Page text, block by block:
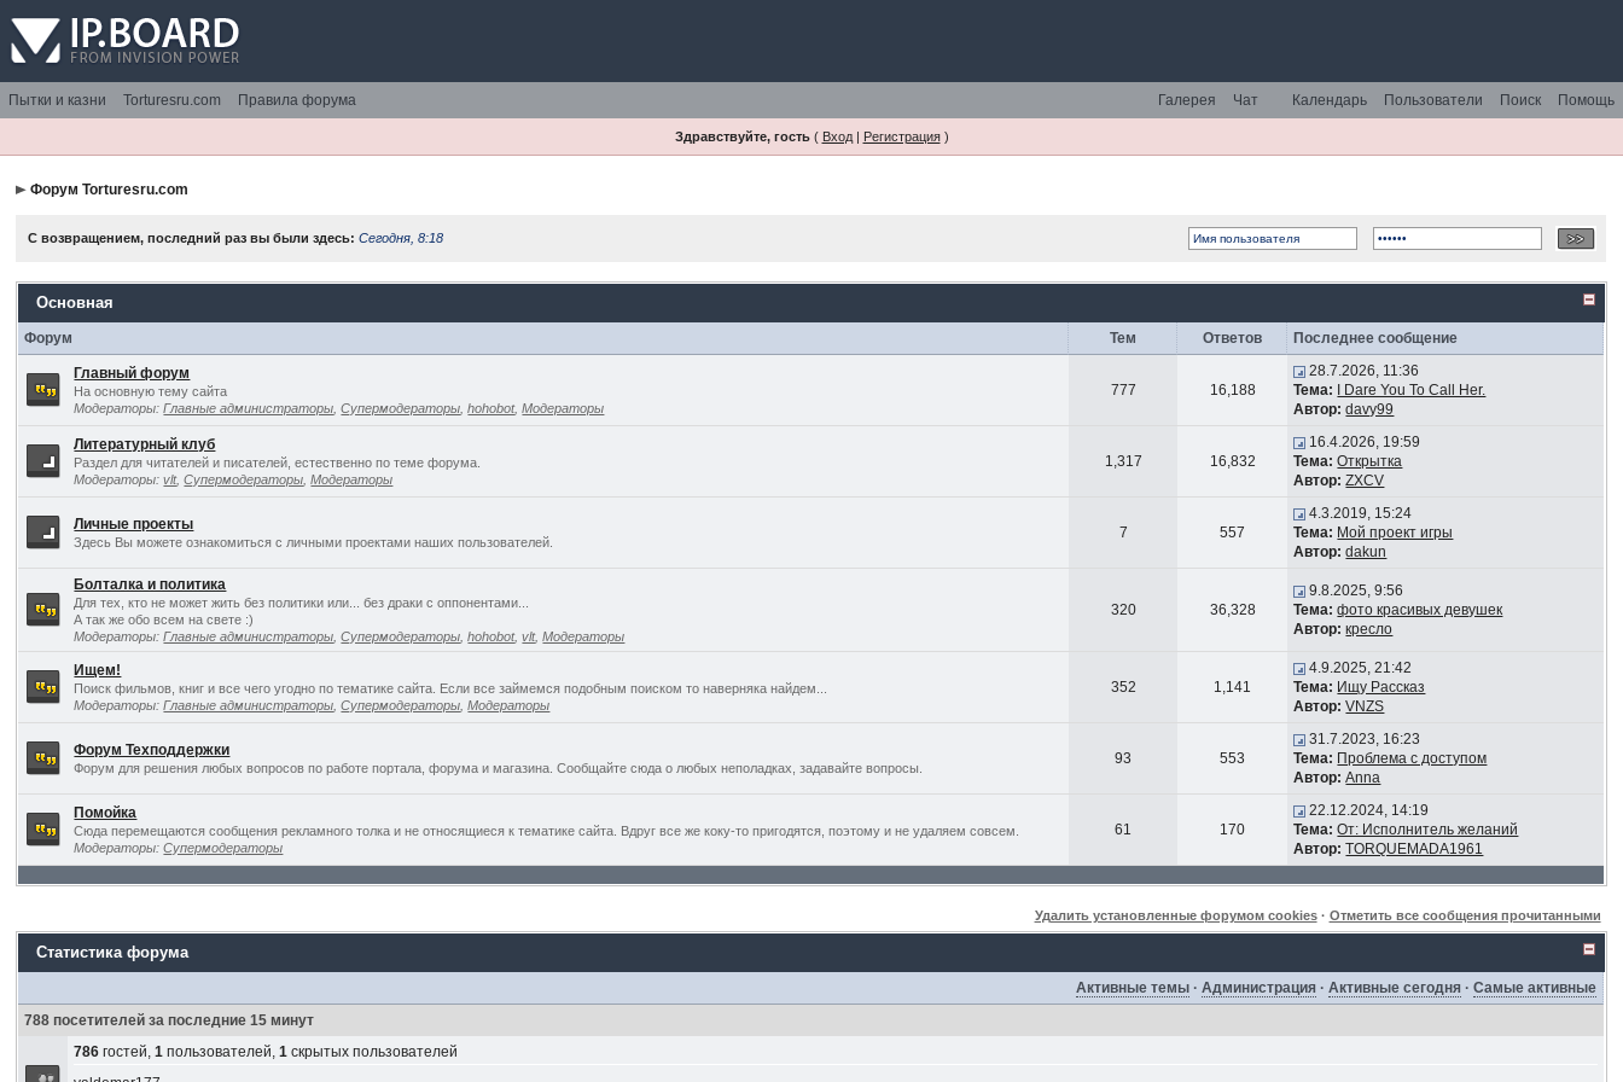
Пытки и казни Torturesru.com Правила форума Помощь
Поиск
Пользователи
Календарь
Чат
Галерея
Здравствуйте, гость( Вход| Регистрация)
Форум Torturesru.com
С возвращением, последний раз вы были здесь:Сегодня, 8:18
Основная
Форум Тем Ответов Последнее сообщение
Главный форум
На основную тему сайта
Модераторы:Главные администраторы ,Супермодераторы ,hohobot,Модераторы
777 16,188
28.7.2026, 11:36
Тема:
I Dare You To Call Her.
Автор: davy99
Литературный клуб
Раздел для читателей и писателей, естественно по теме форума.
Модераторы:vlt,Супермодераторы ,Модераторы
1,317 16,832
16.4.2026, 19:59
Тема: Открытка
Автор: ZXCV
Личные проекты
Здесь Вы можете ознакомиться с личными проектами наших пользователей.
7 557
4.3.2019, 15:24
Тема: Мой проект игры
Автор: dakun
Болталка и политика
Для тех, кто не может жить без политики или... без драки с оппонентами...
А так же обо всем на свете :)
Модераторы:Главные администраторы ,Супермодераторы ,hohobot,vlt,Модераторы
320 36,328
9.8.2025, 9:56
Тема: фото красивых девушек
Автор: кресло
Ищем!
Поиск фильмов, книг и все чего угодно по тематике сайта. Если все займемся подобным поиском то наверняка найдем...
Модераторы:Главные администраторы ,Супермодераторы ,Модераторы
352 1,141
4.9.2025, 21:42
Тема: Ищу Рассказ
Автор: VNZS
Форум Техподдержки
Форум для решения любых вопросов по работе портала, форума и магазина. Сообщайте сюда о любых неполадках, задавайте вопросы.
93 553
31.7.2023, 16:23
Тема: Проблема с доступом
Автор: Anna
Помойка
Сюда перемещаются сообщения рекламного толка и не относящиеся к тематике сайта. Вдруг все же коку-то пригодятся, поэтому и не удаляем совсем.
Модераторы:Супермодераторы
61 170
22.12.2024, 14:19
Тема: От: Исполнитель желаний
Автор: TORQUEMADA1961
Удалить установленные форумом cookies· Отметить все сообщения прочитанными
Статистика форума
Активные темы ·Администрация ·Активные сегодня ·Самые активные
788 посетителей за последние 15 минут
786 гостей,1 пользователей,1 скрытых пользователей